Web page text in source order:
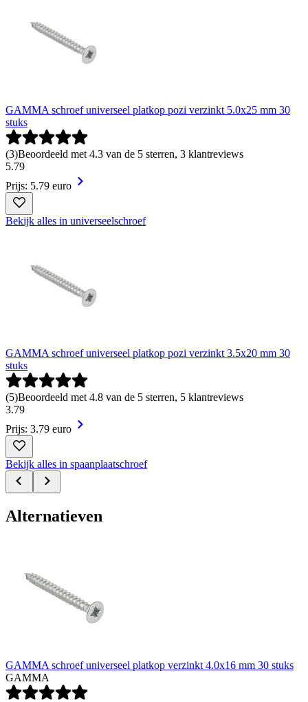
GAMMA schroef universeel platkop pozi verzinkt 5.0x25 mm 30
stuks
(3)Beoordeeld met 4.3 van de 5 sterren, 3 klantreviews
5.79
Prijs: 5.79 euro
Bekijk alles in universeelschroef
GAMMA schroef universeel platkop pozi verzinkt 3.5x20 mm 30
stuks
(5)Beoordeeld met 4.8 van de 5 sterren, 5 klantreviews
3.79
Prijs: 3.79 euro
Bekijk alles in spaanplaatschroef
Alternatieven
GAMMA schroef universeel platkop verzinkt 4.0x16 mm 30 stuks
GAMMA